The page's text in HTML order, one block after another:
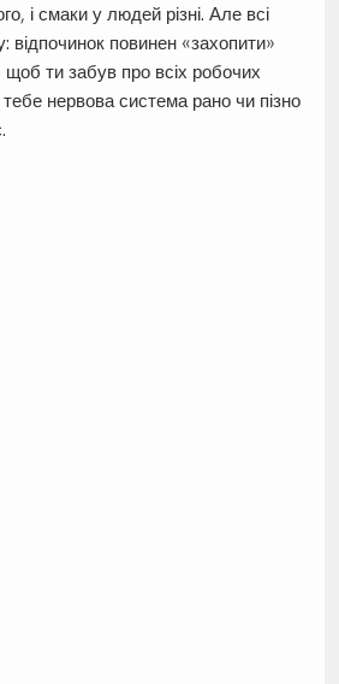
і смаки у людей різні. Але всі
відпочинок повинен «захопити»
ти забув про всіх робочих
нервова система рано чи пізно